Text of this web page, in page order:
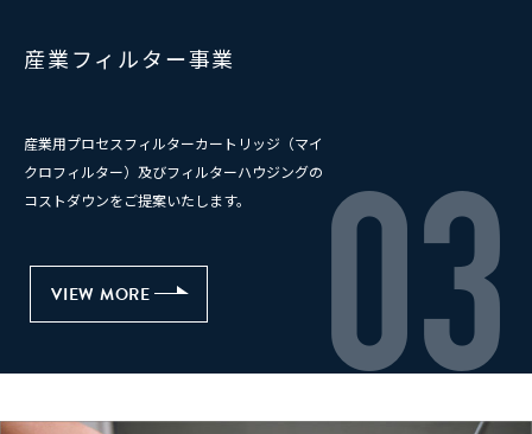
産業フィルター事業
産業用プロセスフィルターカートリッジ（マイ
クロフィルター）及びフィルターハウジングの
コストダウンをご提案いたします。
VIEW MORE 03